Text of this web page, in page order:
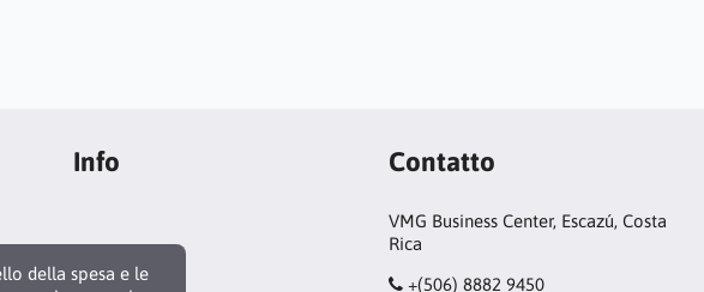
della spesa e le
Info Contatto
VMG Business Center, Escazú, Costa
Rica
+(506) 8882 9450